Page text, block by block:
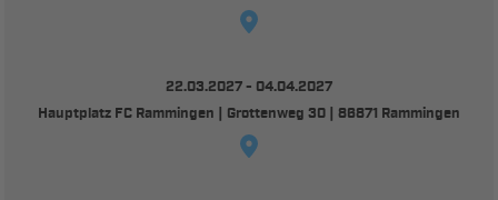
22.03.2027 - 04.04.2027
Hauptplatz FC Rammingen | Grottenweg 30 | 86871 Rammingen